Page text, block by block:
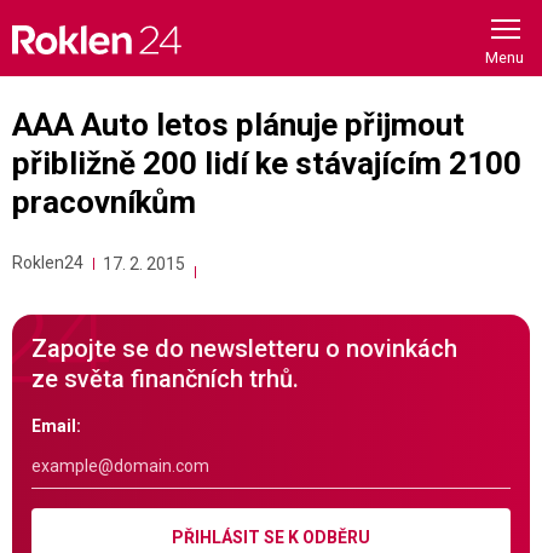
content
AAA Auto letos plánuje přijmout
přibližně 200 lidí ke stávajícím 2100
pracovníkům
Roklen24 17. 2. 2015
Zapojte se do newsletteru o novinkách
ze světa finančních trhů.
Email:
PŘIHLÁSIT SE K ODBĚRU